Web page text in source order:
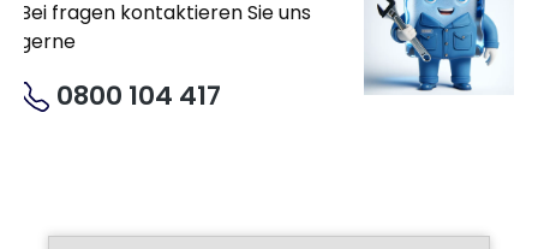
Bei fragen kontaktieren Sie uns
gerne
0800 104 417